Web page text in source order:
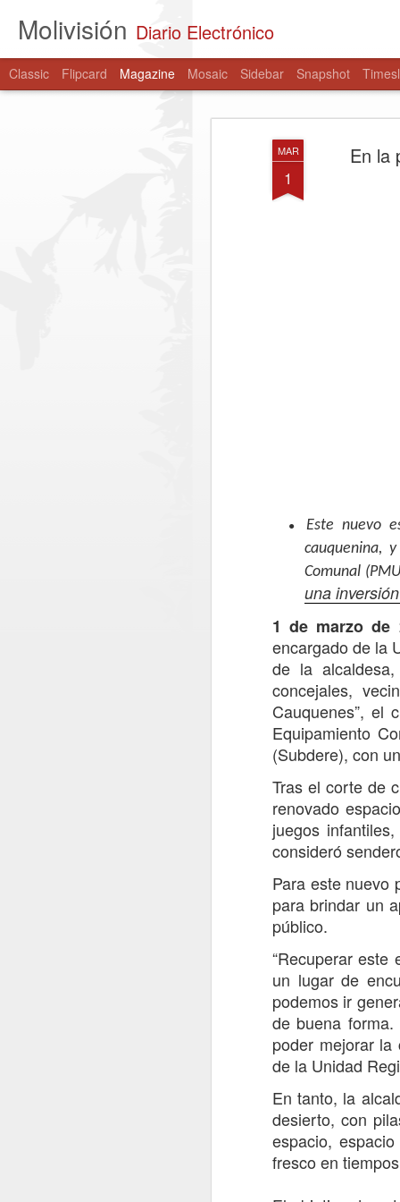
MAR
1
En la
●Este nuevo
cauquenina,
Comunal
una
1 de marzo de
encargado de la
de la
concejales,
Cauquenes”, el
Equipamiento
(Subdere), con
Tras el corte de
renovado
juegos
consideró
Para este nuevo
para brindar un
público.
“Recuperar
un lugar de
podemos ir
de buena
poder mejorar
de la Unidad
En tanto, la
desierto, con
espacio,
fresco en
Molivisión Diario Electrónico
Classic Flipcard Magazine Mosaic Sidebar Snapshot
Paso Pehuenche
avanza como
alternativa estratégica
a Los Libertadores
El encuentro, liderado por el
gobernador Pedro Pablo Álvarez-
Salamanca y el delegado
presidencial Juan Eduardo Prieto,
sumó a parlamentarios y
consejeros regionales del Maule
hacia una gestión binacional del
Talca, 6 de agosto de 2026.